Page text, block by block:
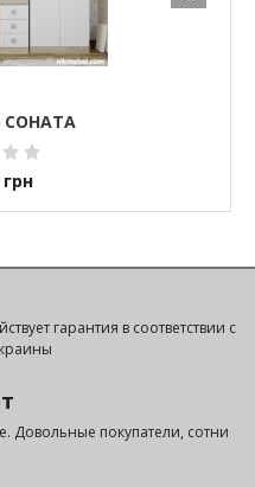
СОНАТА
грн
гарантия в соответствии с
Довольные покупатели, сотни